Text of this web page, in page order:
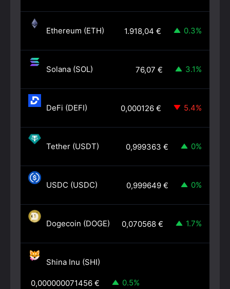
Ethereum (ETH) 1.918,04 € 0.3%
Solana (SOL) 76,07 € 3.1%
DeFi (DEFI) 0,000126 € 5.4%
Tether (USDT) 0,999363 € 0%
USDC (USDC) 0,999649 € 0%
Dogecoin (DOGE) 0,070568 € 1.7%
Shina Inu (SHI)
0,000000071456 € 0.5%